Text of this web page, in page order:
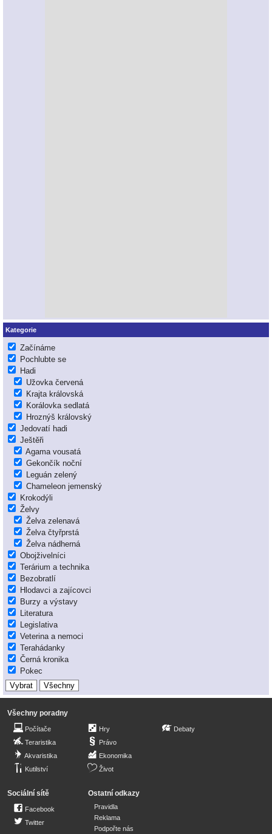
Kategorie
Začínáme
Pochlubte se
Hadi
Užovka červená
Krajta královská
Korálovka sedlatá
Hroznýš královský
Jedovatí hadi
Ještěři
Agama vousatá
Gekončík noční
Leguán zelený
Chameleon jemenský
Krokodýli
Želvy
Želva zelenavá
Želva čtyřprstá
Želva nádherná
Obojživelníci
Terárium a technika
Bezobratlí
Hlodavci a zajícovci
Burzy a výstavy
Literatura
Legislativa
Veterina a nemoci
Terahádanky
Černá kronika
Pokec
Všechny poradny
Počítače
Teraristika
Akvaristika
Kutilství
Hry
Právo
Ekonomika
Život
Debaty
Sociální sítě
Facebook
Twitter
Ostatní odkazy
Pravidla
Reklama
Podpořte nás